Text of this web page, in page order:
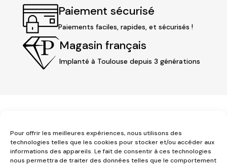
Pour offrir les meilleures expériences, nous utilisons des
technologies telles que les cookies pour stocker et/ou accéder aux
informations des appareils. Le fait de consentir à ces technologies
nous permettra de traiter des données telles que le comportement
Paiement sécurisé
Paiements faciles, rapides, et sécurisés !
Magasin français
Implanté à Toulouse depuis 3 générations
3 place Jeanne d'Arc